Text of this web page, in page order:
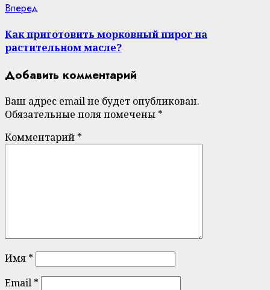
Вперед
Как приготовить морковный пирог на
растительном масле?
Добавить комментарий
Ваш адрес email не будет опубликован.
Обязательные поля помечены *
Комментарий *
Имя *
Email *